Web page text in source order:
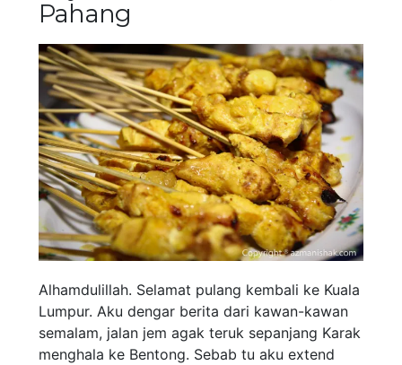
Pahang
Alhamdulillah. Selamat pulang kembali ke Kuala
Lumpur. Aku dengar berita dari kawan-kawan
semalam, jalan jem agak teruk sepanjang Karak
menghala ke Bentong. Sebab tu aku extend